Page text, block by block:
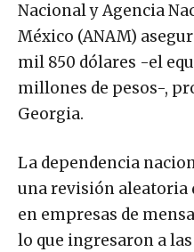
Nacional y Agencia
México (ANAM)
mil 850 dólares -el
millones de pesos-,
Georgia.
La dependencia
una revisión aleatoria
en empresas de
lo que ingresaron a